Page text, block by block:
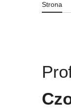
Strona